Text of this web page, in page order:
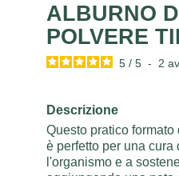
ALBURNO
POLVERE
5 / 5 - 2
Descrizione
Questo pratico
è perfetto per una
l'organismo e a